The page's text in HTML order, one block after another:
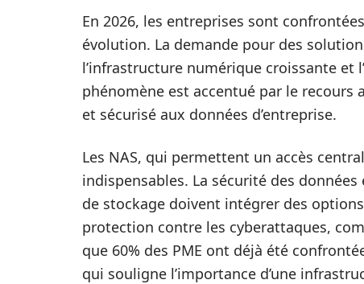
En 2026, les entreprises sont
évolution. La demande pour des
l’infrastructure numérique croissante et
phénomène est accentué par le recours
et sécurisé aux données d’entreprise.
Les NAS, qui permettent un accès
indispensables. La sécurité des
de stockage doivent intégrer des
protection contre les cyberattaques,
que 60% des PME ont déjà été
qui souligne l’importance d’une